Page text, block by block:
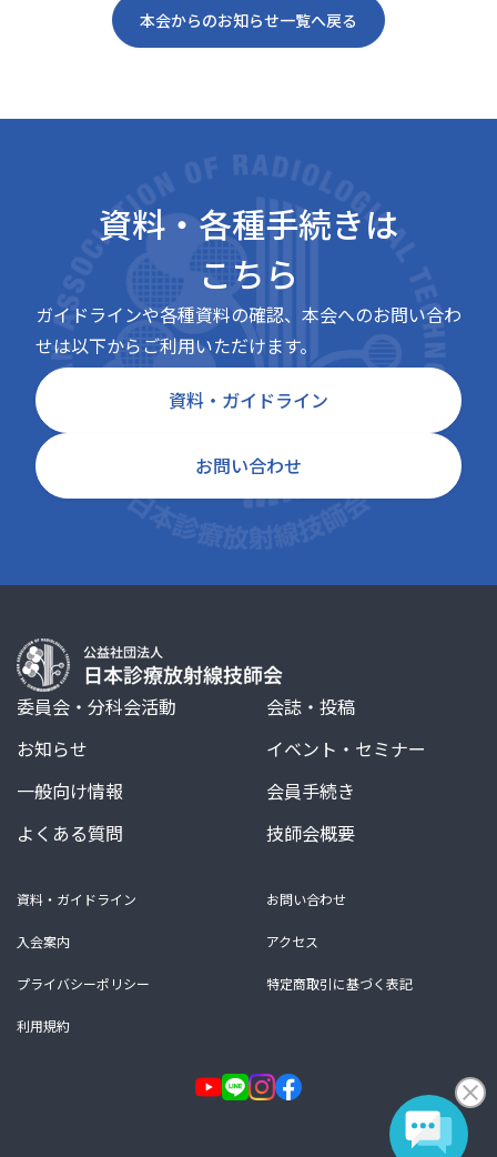
本会からのお知らせ一覧へ戻る
資料・各種手続きは
こちら
ガイドラインや各種資料の確認、本会へのお問い合わ
せは以下からご利用いただけます。
資料・ガイドライン
お問い合わせ
委員会・分科会活動
会誌・投稿
お知らせ
イベント・セミナー
一般向け情報
会員手続き
よくある質問
技師会概要
資料・ガイドライン お問い合わせ
入会案内 アクセス
プライバシーポリシー 特定商取引に基づく表記
利用規約